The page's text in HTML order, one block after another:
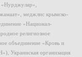
меджлис крымско-
«Национал-
религиозное
объединение «Кровь и
Украинская организация